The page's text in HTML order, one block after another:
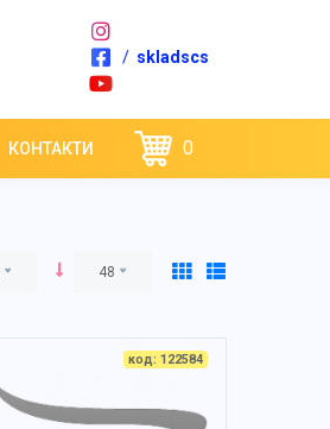
/ skladscs
КОНТАКТИ 0
48
код: 122584